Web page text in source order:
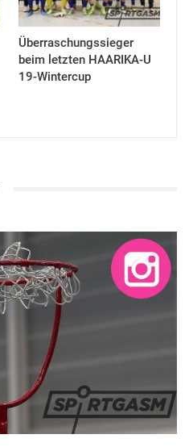
Überraschungssieger
beim letzten HAARIKA-U
19-Wintercup